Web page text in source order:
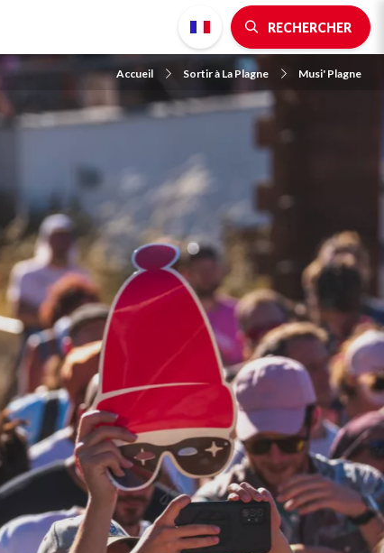
RECHERCHER
Accueil Sortir à La Plagne Musi' Plagne